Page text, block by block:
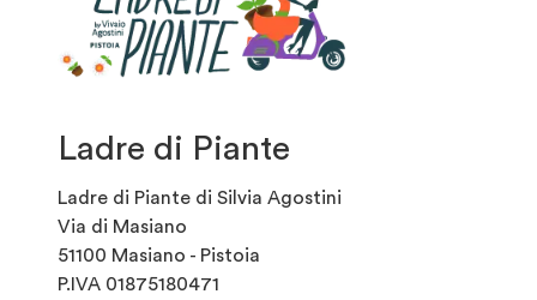
Ladre di Piante
Ladre di Piante di Silvia Agostini
Via di Masiano
51100 Masiano - Pistoia
P.IVA 01875180471